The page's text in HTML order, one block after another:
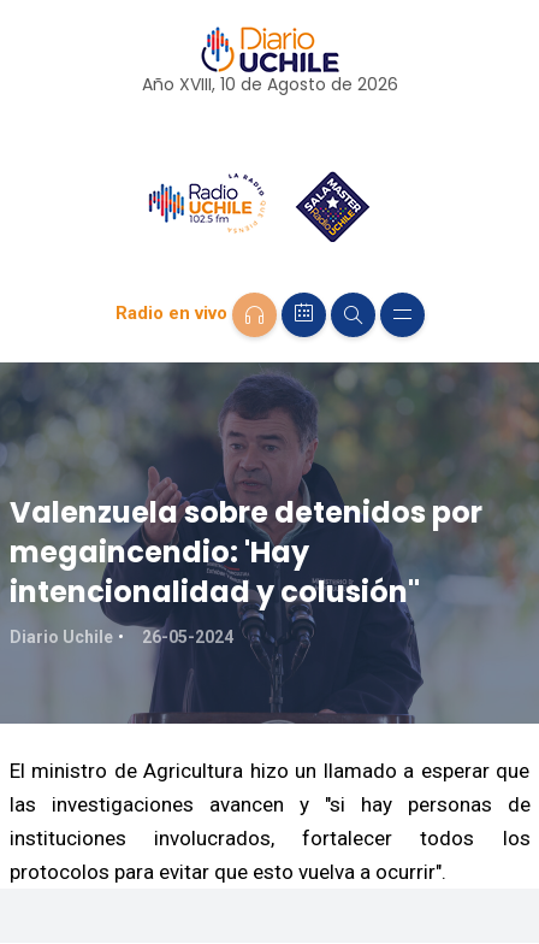
Año XVIII, 10 de Agosto de 2026
Radio en vivo
Valenzuela sobre detenidos por
megaincendio: 'Hay
intencionalidad y colusión"
Diario Uchile 26-05-2024
El ministro de Agricultura hizo un llamado a esperar que
las investigaciones avancen y "si hay personas de
instituciones involucrados, fortalecer todos los
protocolos para evitar que esto vuelva a ocurrir".